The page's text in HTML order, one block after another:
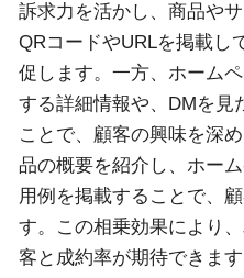
訴求力を活かし、商品や
QRコードやURLを掲載し
促します。一方、ホーム
する詳細情報や、DMを見
ことで、顧客の興味を深
品の概要を紹介し、ホー
用例を掲載することで、
す。この相乗効果により
客と成約率が期待できます